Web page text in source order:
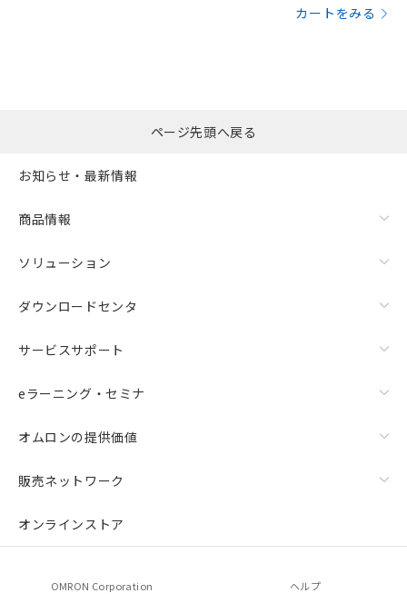
カートをみる
ページ先頭へ戻る
お知らせ・最新情報
商品情報
ソリューション
ダウンロードセンタ
サービスサポート
eラーニング・セミナ
オムロンの提供価値
販売ネットワーク
オンラインストア
OMRON Corporation ヘルプ